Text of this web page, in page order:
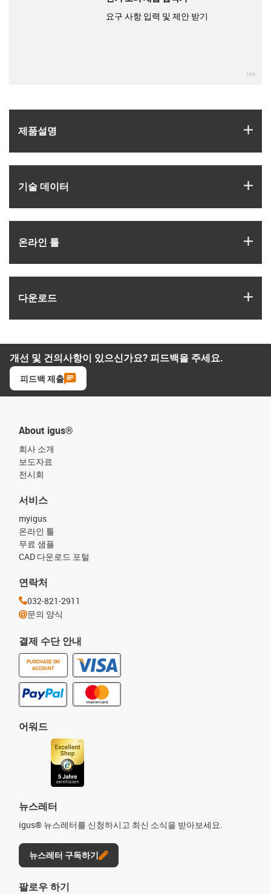
제품­설명
기술 데이터
온라인 툴
다운로드
요구 사항 입력 및 제안 받기
개선 및 건의사항이 있으신가요? 피드백을 주세요.
피드백 제출
About igus®
회사 소개
보도자료
전시회
결제 수단 안내
PURCHASE ON
ACCOUNT
서비스
myigus
온라인 툴
무료 샘플
CAD 다운로드 포털
어워드
뉴스레터
igus® 뉴스레터를 신청하시고 최신 소식을 받아보세요.
뉴스레터 구독하기
연락처
032-821-2911
문의 양식
팔로우 하기